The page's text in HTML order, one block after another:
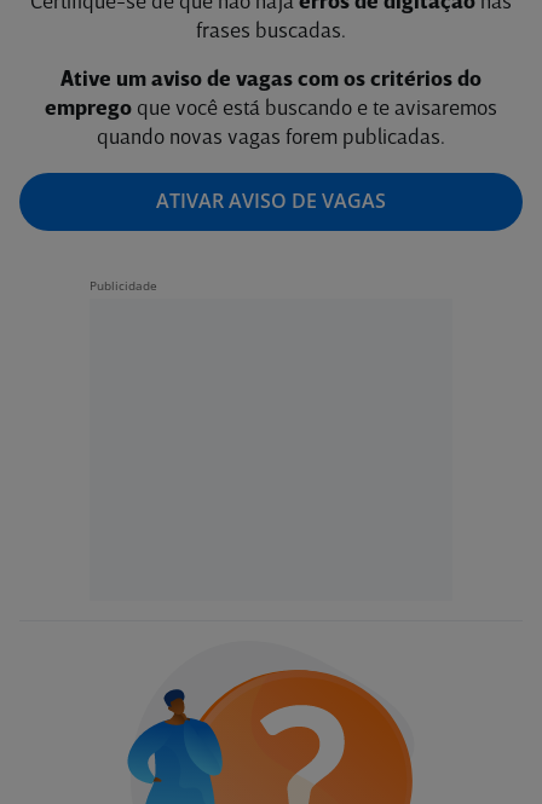
frases buscadas.
Ative um aviso de vagas com os critérios do
emprego que você está buscando e te avisaremos
quando novas vagas forem publicadas.
ATIVAR AVISO DE VAGAS